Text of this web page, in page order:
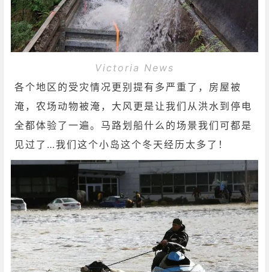
Victoria News
各个地区的受灾情况更别提有多严重了，房屋被
淹，农场动物被淹，大风更是让我们从洪水到停电
全都体验了一遍。马路划船什么的场景我们可都是
见过了…我们这个小岛这个冬天经历太多了！